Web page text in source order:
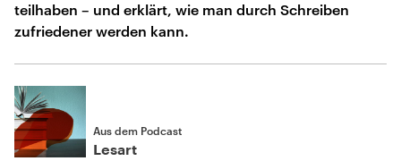
teilhaben – und erklärt, wie man durch Schreiben
zufriedener werden kann.
Aus dem Podcast
Lesart